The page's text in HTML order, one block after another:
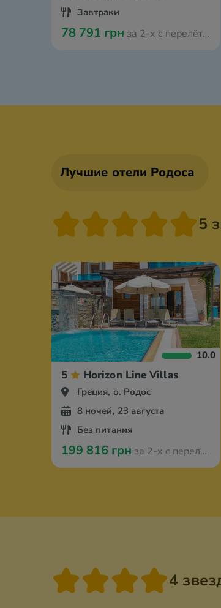
Завтраки
78 791 грн за 2-х с перелётом из Кракова
Лучшие отели Родоса
5
10.0
5 Horizon Line Villas
Греция, о. Родос
8 ночей, 23 августа
Без питания
199 816 грн за 2-х с перелётом из Кракова
4